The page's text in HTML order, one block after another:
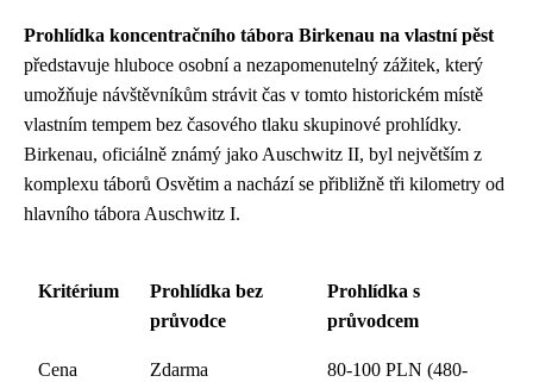
Prohlídka koncentračního tábora Birkenau na vlastní pěst
představuje hluboce osobní a nezapomenutelný zážitek, který
umožňuje návštěvníkům strávit čas v tomto historickém místě
vlastním tempem bez časového tlaku skupinové prohlídky.
Birkenau, oficiálně známý jako Auschwitz II, byl největším z
komplexu táborů Osvětim a nachází se přibližně tři kilometry od
hlavního tábora Auschwitz I.
Kritérium
Prohlídka bez
průvodce
Prohlídka s
průvodcem
Cena
Zdarma
80-100 PLN (480-